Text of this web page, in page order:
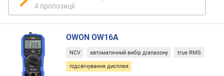
й
с
р
у
м
м
4 пропозиції
OWON OW16A
NCV автоматичний вибір діапазону true RMS
підсвічування дисплея